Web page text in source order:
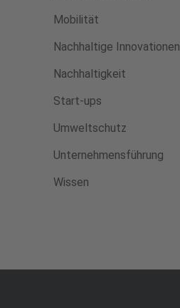
Mobilität
Nachhaltige Innovationen
Nachhaltigkeit
Start-ups
Umweltschutz
Unternehmensführung
Wissen